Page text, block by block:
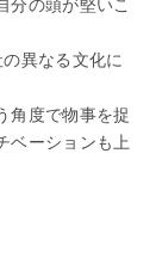
分の頭が堅いこ
異なる文化に
角度で物事を捉
ベーションも上